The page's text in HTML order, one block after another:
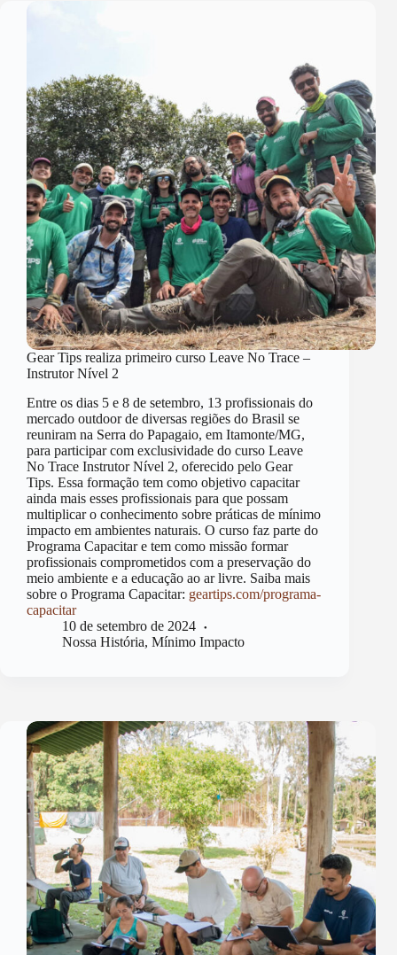
Gear Tips realiza primeiro curso Leave No Trace –
Instrutor Nível 2
Entre os dias 5 e 8 de setembro, 13 profissionais do
mercado outdoor de diversas regiões do Brasil se
reuniram na Serra do Papagaio, em Itamonte/MG,
para participar com exclusividade do curso Leave
No Trace Instrutor Nível 2, oferecido pelo Gear
Tips. Essa formação tem como objetivo capacitar
ainda mais esses profissionais para que possam
multiplicar o conhecimento sobre práticas de mínimo
impacto em ambientes naturais. O curso faz parte do
Programa Capacitar e tem como missão formar
profissionais comprometidos com a preservação do
meio ambiente e a educação ao ar livre. Saiba mais
sobre o Programa Capacitar: geartips.com/programa-
capacitar
10 de setembro de 2024
Nossa História, Mínimo Impacto